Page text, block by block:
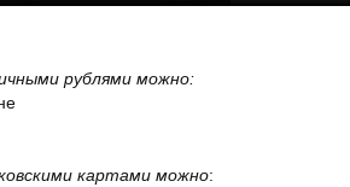
рублями можно:
картами можно: